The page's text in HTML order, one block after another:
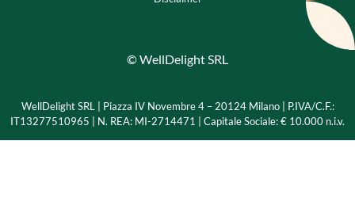
© WellDelight SRL
WellDelight SRL | Piazza IV Novembre 4 – 20124 Milano | P.IVA/C.F.:
IT13277510965 | N. REA: MI-2714471 | Capitale Sociale: € 10.000 n.i.v.